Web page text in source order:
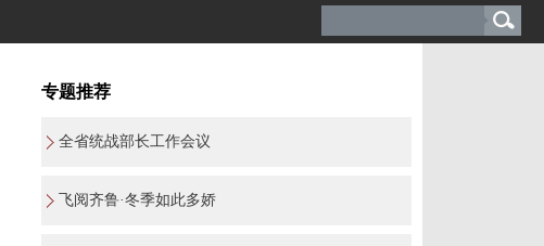
专题推荐
全省统战部长工作会议
飞阅齐鲁·冬季如此多娇